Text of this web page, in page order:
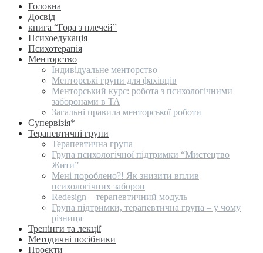
Головна
Досвід
книга “Гора з плечей”
Психоедукація
Психотерапія
Менторство
Індивідуальне менторство
Менторські групи для фахівців
Менторський курс: робота з психологічними
заборонами в ТА
Загальні правила менторської роботи
Супервізія*
Терапевтичні групи
Терапевтична група
Група психологічної підтримки “Мистецтво
Жити”
Мені пороблено?! Як знизити вплив
психологічних заборон
Redesign _ терапевтичний модуль
Група підтримки, терапевтична група – у чому
різниця
Тренінги та лекції
Методичні посібники
Проєкти